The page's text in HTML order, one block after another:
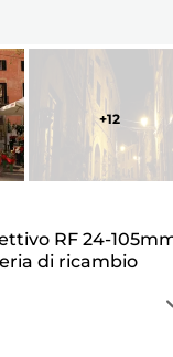
+12
RF 24-
di ricambio